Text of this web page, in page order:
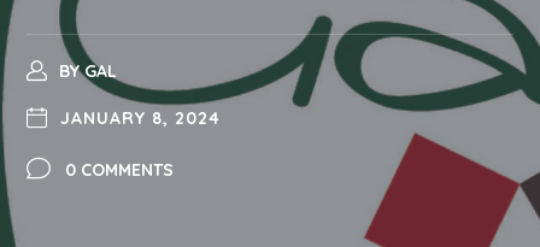
BYGAL
JANUARY 8, 2024
0 COMMENTS